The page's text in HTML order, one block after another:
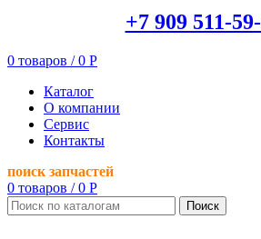
+7 909 511-
0 товаров / 0 Р
Каталог
О компании
Сервис
Контакты
поиск запчастей
0 товаров / 0 Р
Поиск